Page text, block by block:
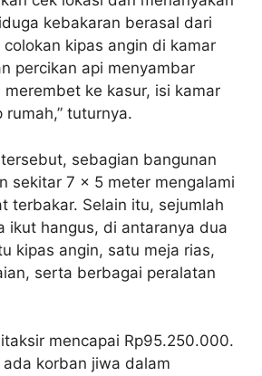
kebakaran berasal dari
kipas angin di kamar
percikan api menyambar
ke kasur, isi kamar
tuturnya.
sebagian bangunan
sekitar 7 x 5 meter mengalami
terbakar. Selain itu, sejumlah
ikut hangus, di antaranya dua
kipas angin, satu meja rias,
serta berbagai peralatan
mencapai Rp95.250.000.
korban jiwa dalam